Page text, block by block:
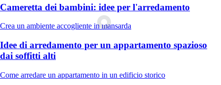
Cameretta dei bambini: idee per l'arredamento
Crea un ambiente accogliente in mansarda
Idee di arredamento per un appartamento spazioso
dai soffitti alti
Come arredare un appartamento in un edificio storico